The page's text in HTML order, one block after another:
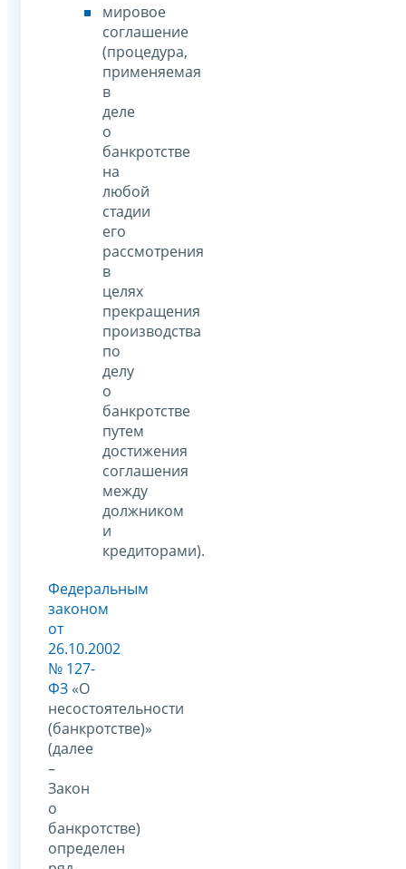
мировое
соглашение
(процедура,
применяемая
в
деле
о
банкротстве
на
любой
стадии
его
рассмотрения
в
целях
прекращения
производства
по
делу
о
банкротстве
путем
достижения
соглашения
между
должником
и
кредиторами).
Федеральным
законом
от
26.10.2002
№ 127-
ФЗ «О
несостоятельности
(банкротстве)»
(далее
–
Закон
о
банкротстве)
определен